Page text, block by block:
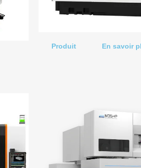
Produit En savoir